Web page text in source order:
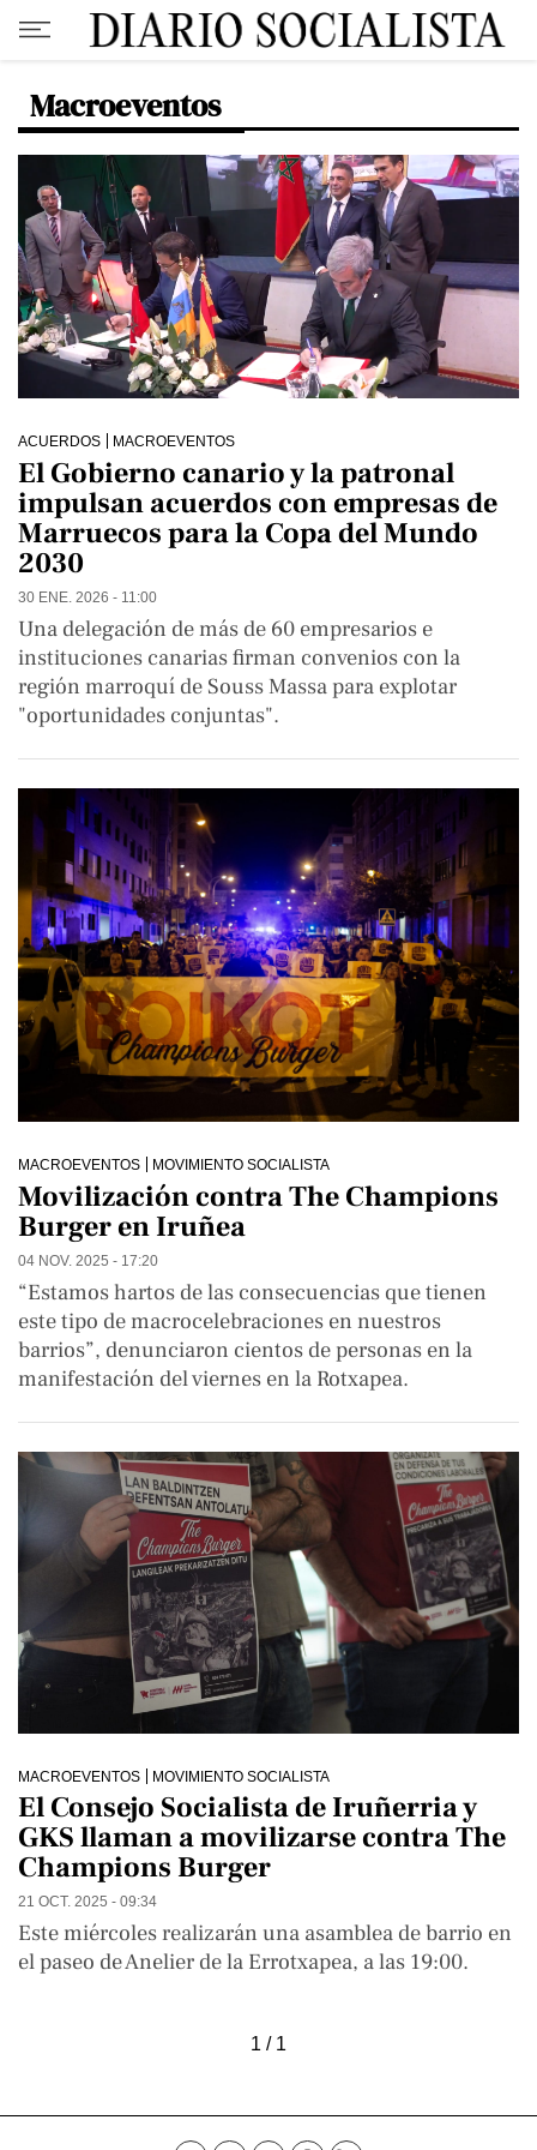
Macroeventos
ACUERDOS MACROEVENTOS
El Gobierno canario y la patronal
impulsan acuerdos con empresas de
Marruecos para la Copa del Mundo
2030
30 ENE. 2026 - 11:00
Una delegación de más de 60 empresarios e
instituciones canarias firman convenios con la
región marroquí de Souss Massa para explotar
"oportunidades conjuntas".
MACROEVENTOS MOVIMIENTO SOCIALISTA
Movilización contra The Champions
Burger en Iruñea
04 NOV. 2025 - 17:20
“Estamos hartos de las consecuencias que tienen
este tipo de macrocelebraciones en nuestros
barrios”, denunciaron cientos de personas en la
manifestación del viernes en la Rotxapea.
MACROEVENTOS MOVIMIENTO SOCIALISTA
El Consejo Socialista de Iruñerria y
GKS llaman a movilizarse contra The
Champions Burger
21 OCT. 2025 - 09:34
Este miércoles realizarán una asamblea de barrio en
el paseo de Anelier de la Errotxapea, a las 19:00.
1 / 1